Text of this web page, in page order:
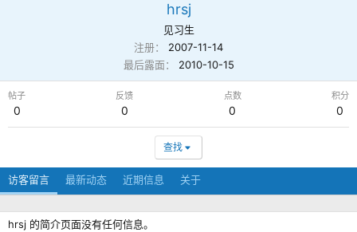
hrsj
见习生
注册
2007-11-14
最后露面
2010-10-15
帖子
0
反馈
0
点数
0
积分
0
查找
访客留言 最新动态 近期信息 关于
hrsj 的简介页面没有任何信息。